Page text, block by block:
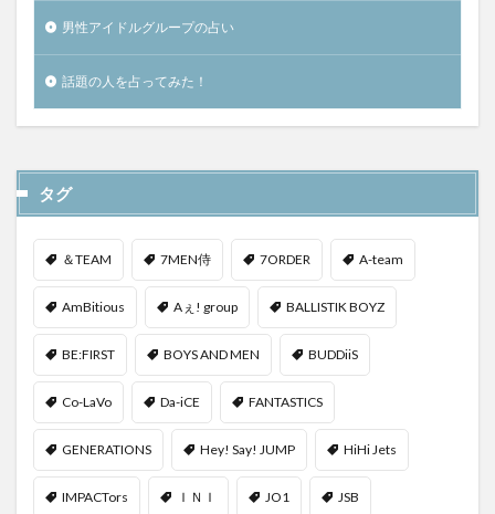
男性アイドルグループの占い
話題の人を占ってみた！
タグ
＆TEAM 7MEN侍 7ORDER A-team
AmBitious Aぇ! group BALLISTIK BOYZ
BE:FIRST BOYS AND MEN BUDDiiS
Co-LaVo Da-iCE FANTASTICS
GENERATIONS Hey! Say! JUMP HiHi Jets
IMPACTors ＩＮＩ JO1 JSB